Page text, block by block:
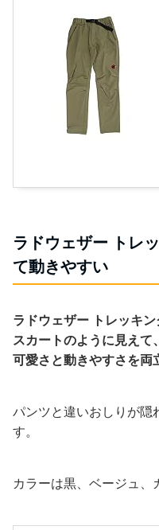
ラドウェザー トレ
て動きやすい
ラドウェザー トレッキ
スカートのように見えて
可愛さと動きやすさを両
パンツと違いおしりが隠
す。
カラーは黒、ベージュ、